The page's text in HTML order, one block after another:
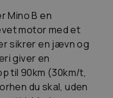
Mino B en
motor med et
sikrer en jævn og
giver en
til 90km (30km/t,
du skal, uden